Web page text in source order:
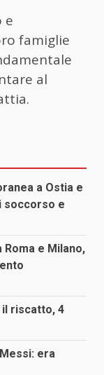
e
famiglie
al
a Ostia e
soccorso e
e Milano,
il riscatto, 4
era